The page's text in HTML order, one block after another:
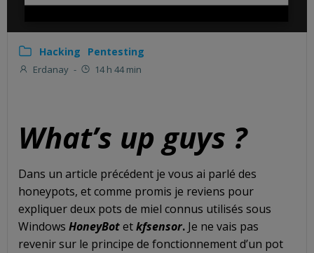
Hacking Pentesting
Erdanay - 14 h 44 min
What’s up guys ?
Dans un article précédent je vous ai parlé des
honeypots, et comme promis je reviens pour
expliquer deux pots de miel connus utilisés sous
Windows HoneyBotetkfsensor. Je ne vais pas
revenir sur le principe de fonctionnement d’un pot